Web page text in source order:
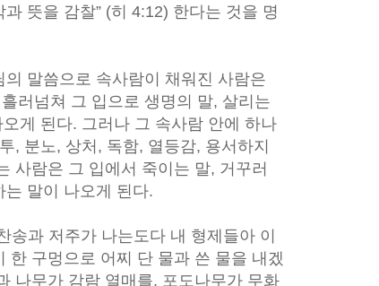
뜻을 감찰” (히 4:12) 한다는 것을 명
말씀으로 속사람이 채워진 사람은
러넘쳐 그 입으로 생명의 말, 살리는
게 된다. 그러나 그 속사람 안에 하나
, 분노, 상처, 독함, 열등감, 용서하지
사람은 그 입에서 죽이는 말, 거꾸러
말이 나오게 된다.
송과 저주가 나는도다 내 형제들아 이
한 구멍으로 어찌 단 물과 쓴 물을 내겠
나무가 감람 열매를, 포도나무가 무화